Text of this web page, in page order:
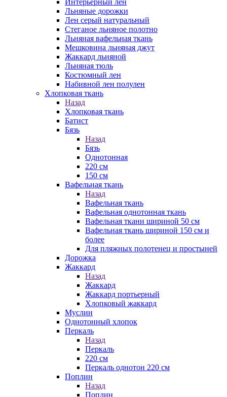
Интерьерный лен
Льняные дорожки
Лен серый натуральный
Стеганое льняное полотно
Льняная вафельная ткань
Мешковина льняная джут
Жаккард льняной
Льняная тюль
Костюмный лен
Набивной лен полулен
Хлопковая ткань
Назад
Хлопковая ткань
Батист
Бязь
Назад
Бязь
Однотонная
220 см
150 см
Вафельная ткань
Назад
Вафельная ткань
Вафельная однотонная ткань
Вафельная ткани шириной 50 см
Вафельная ткань шириной 150 см и
более
Для пляжных полотенец и простыней
Дорожка
Жаккард
Назад
Жаккард
Жаккард портьерный
Хлопковый жаккард
Муслин
Однотонный хлопок
Перкаль
Назад
Перкаль
220 см
Перкаль однотон 220 см
Поплин
Назад
Поплин